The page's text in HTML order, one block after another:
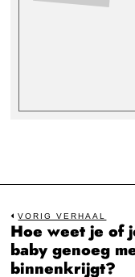
Bericht
navigatie
VORIG VERHAAL
Previous
post:
Hoe weet je of
baby genoeg
binnenkrijgt?